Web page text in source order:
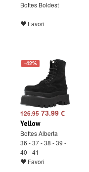
Bottes Boldest
Favori
-42%
126.9573.99 €
Yellow
Bottes Alberta
36 - 37 - 38 - 39 -
40 - 41
Favori